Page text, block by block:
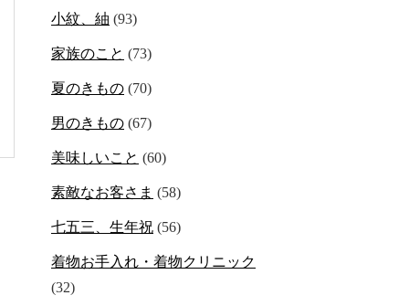
小紋、紬 (93)
家族のこと (73)
夏のきもの (70)
男のきもの (67)
美味しいこと (60)
素敵なお客さま (58)
七五三、生年祝 (56)
着物お手入れ・着物クリニック
(32)